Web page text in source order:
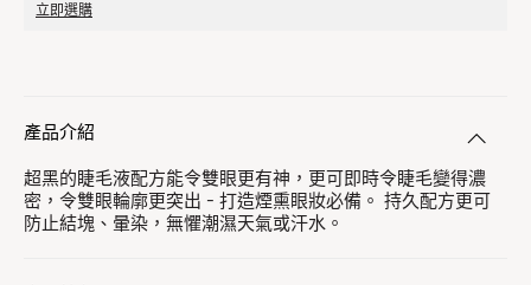
立即選購
產品介紹
超黑的睫毛液配方能令雙眼更有神，更可即時令睫毛變得濃
密，令雙眼輪廓更突出 - 打造煙熏眼妝必備。 持久配方更可
防止結塊、暈染，無懼潮濕天氣或汗水。